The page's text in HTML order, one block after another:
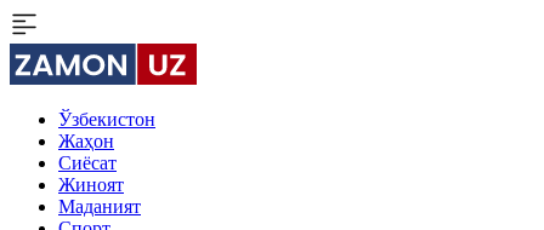
Ўзбекистон
Жаҳон
Сиёсат
Жиноят
Маданият